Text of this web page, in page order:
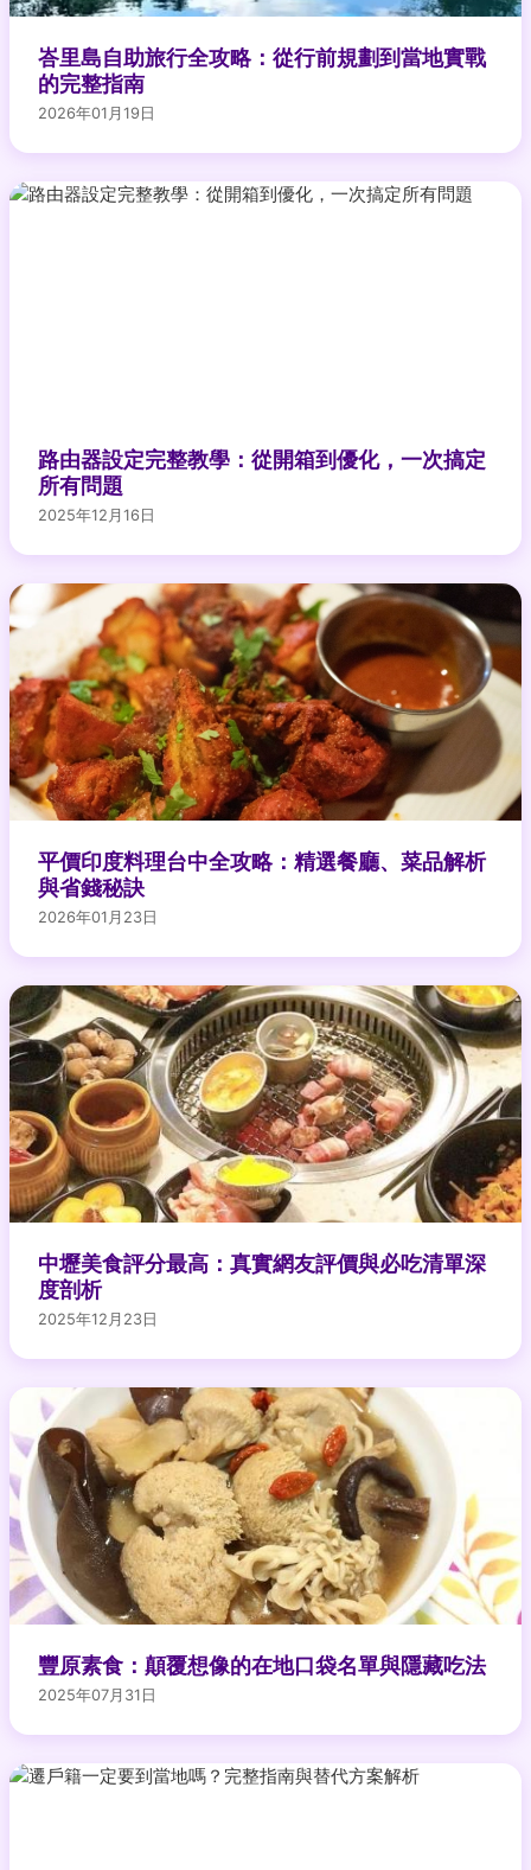
峇里島自助旅行全攻略：從行前規劃到當地實戰
的完整指南
2026年01月19日
路由器設定完整教學：從開箱到優化，一次搞定
所有問題
2025年12月16日
平價印度料理台中全攻略：精選餐廳、菜品解析
與省錢秘訣
2026年01月23日
中壢美食評分最高：真實網友評價與必吃清單深
度剖析
2025年12月23日
豐原素食：顛覆想像的在地口袋名單與隱藏吃法
2025年07月31日